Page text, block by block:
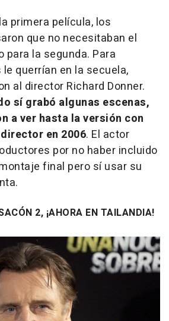
primera película, los
que no necesitaban el
para la segunda. Para
querrían en la secuela,
al director Richard Donner.
sí grabó algunas escenas,
a ver hasta la versión con
en 2006. El actor
por no haber incluido
final pero sí usar su
2, ¡AHORA EN TAILANDIA!